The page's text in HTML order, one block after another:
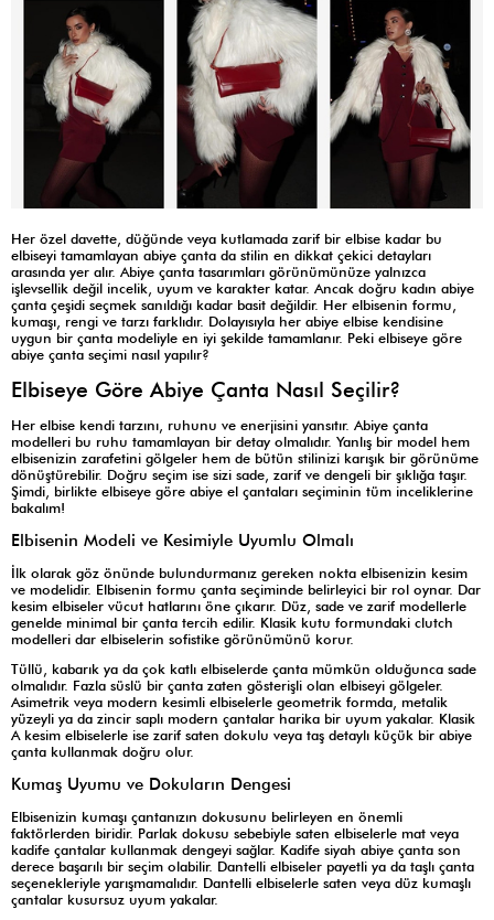
Her özel davette, düğünde veya kutlamada zarif bir elbise kadar bu
elbiseyi tamamlayan abiye çanta da stilin en dikkat çekici detayları
arasında yer alır. Abiye çanta tasarımları görünümünüze yalnızca
işlevsellik değil incelik, uyum ve karakter katar. Ancak doğru kadın abiye
çanta çeşidi seçmek sanıldığı kadar basit değildir. Her elbisenin formu,
kumaşı, rengi ve tarzı farklıdır. Dolayısıyla her abiye elbise kendisine
uygun bir çanta modeliyle en iyi şekilde tamamlanır. Peki elbiseye göre
abiye çanta seçimi nasıl yapılır?
Elbiseye Göre Abiye Çanta Nasıl Seçilir?
Her elbise kendi tarzını, ruhunu ve enerjisini yansıtır. Abiye çanta
modelleri bu ruhu tamamlayan bir detay olmalıdır. Yanlış bir model hem
elbisenizin zarafetini gölgeler hem de bütün stilinizi karışık bir görünüme
dönüştürebilir. Doğru seçim ise sizi sade, zarif ve dengeli bir şıklığa taşır.
Şimdi, birlikte elbiseye göre abiye el çantaları seçiminin tüm inceliklerine
bakalım!
Elbisenin Modeli ve Kesimiyle Uyumlu Olmalı
İlk olarak göz önünde bulundurmanız gereken nokta elbisenizin kesim
ve modelidir. Elbisenin formu çanta seçiminde belirleyici bir rol oynar. Dar
kesim elbiseler vücut hatlarını öne çıkarır. Düz, sade ve zarif modellerle
genelde minimal bir çanta tercih edilir. Klasik kutu formundaki clutch
modelleri dar elbiselerin sofistike görünümünü korur.
Tüllü, kabarık ya da çok katlı elbiselerde çanta mümkün olduğunca sade
olmalıdır. Fazla süslü bir çanta zaten gösterişli olan elbiseyi gölgeler.
Asimetrik veya modern kesimli elbiselerle geometrik formda, metalik
yüzeyli ya da zincir saplı modern çantalar harika bir uyum yakalar. Klasik
A kesim elbiselerle ise zarif saten dokulu veya taş detaylı küçük bir abiye
çanta kullanmak doğru olur.
Kumaş Uyumu ve Dokuların Dengesi
Elbisenizin kumaşı çantanızın dokusunu belirleyen en önemli
faktörlerden biridir. Parlak dokusu sebebiyle saten elbiselerle mat veya
kadife çantalar kullanmak dengeyi sağlar. Kadife siyah abiye çanta son
derece başarılı bir seçim olabilir. Dantelli elbiseler payetli ya da taşlı çanta
seçenekleriyle yarışmamalıdır. Dantelli elbiselerle saten veya düz kumaşlı
çantalar kusursuz uyum yakalar.